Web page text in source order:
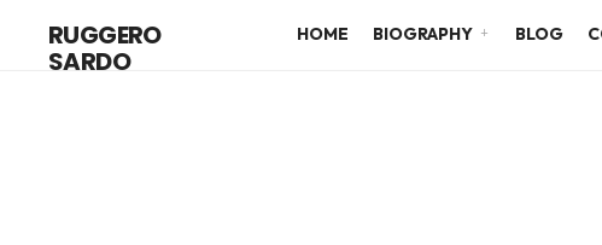
RUGGERO
SARDO
HOME BIOGRAPHY BLOG